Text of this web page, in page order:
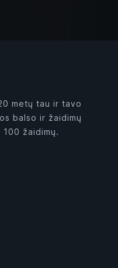
metų tau ir tavo
balso ir žaidimų
žaidimų.